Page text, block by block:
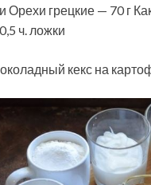
Орехи грецкие — 70 г
ч. ложки
кекс на